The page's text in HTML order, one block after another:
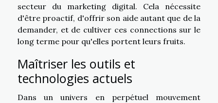
secteur du marketing digital. Cela nécessite
d'être proactif, d'offrir son aide autant que de la
demander, et de cultiver ces connections sur le
long terme pour qu'elles portent leurs fruits.
Maîtriser les outils et
technologies actuels
Dans un univers en perpétuel mouvement